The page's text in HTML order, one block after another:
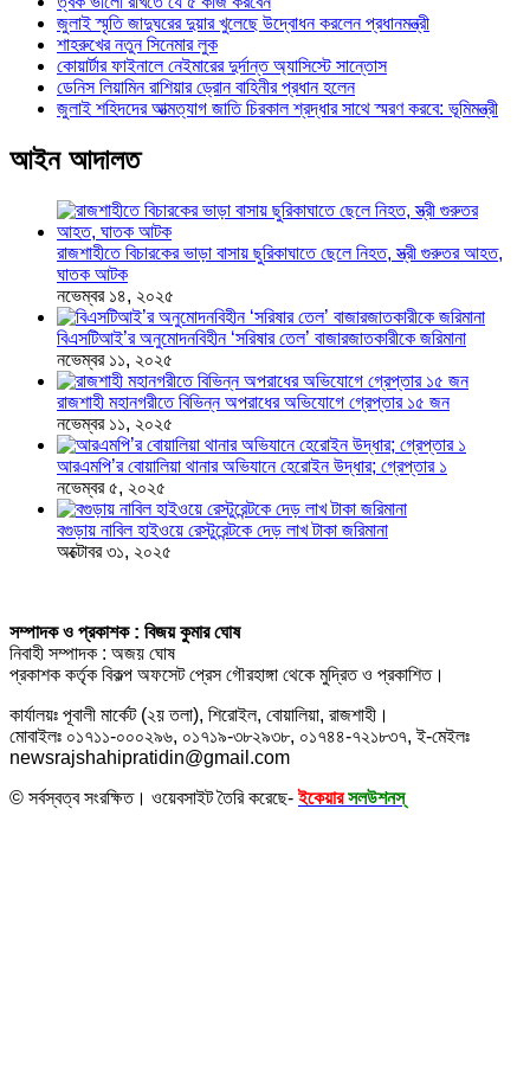
জুলাই স্মৃতি জাদুঘরের দুয়ার খুলেছে উদ্বোধন করলেন প্রধানমন্ত্রী
শাহরুখের নতুন সিনেমার লুক
কোয়ার্টার ফাইনালে নেইমারের দুর্দান্ত অ্যাসিস্টে সান্তোস
ডেনিস লিয়ামিন রাশিয়ার ড্রোন বাহিনীর প্রধান হলেন
জুলাই শহিদদের আত্মত্যাগ জাতি চিরকাল শ্রদ্ধার সাথে স্মরণ করবে: ভূমিমন্ত্রী
আইন আদালত
রাজশাহীতে বিচারকের ভাড়া বাসায় ছুরিকাঘাতে ছেলে নিহত, স্ত্রী গুরুতর আহত,
ঘাতক আটক
নভেম্বর ১৪, ২০২৫
বিএসটিআই’র অনুমোদনবিহীন ‘সরিষার তেল’ বাজারজাতকারীকে জরিমানা
নভেম্বর ১১, ২০২৫
রাজশাহী মহানগরীতে বিভিন্ন অপরাধের অভিযোগে গ্রেপ্তার ১৫ জন
নভেম্বর ১১, ২০২৫
আরএমপি’র বোয়ালিয়া থানার অভিযানে হেরোইন উদ্ধার; গ্রেপ্তার ১
নভেম্বর ৫, ২০২৫
বগুড়ায় নাবিল হাইওয়ে রেস্টুরেন্টকে দেড় লাখ টাকা জরিমানা
অক্টোবর ৩১, ২০২৫
সম্পাদক ও প্রকাশক : বিজয় কুমার ঘোষ
নিবাহী সম্পাদক : অজয় ঘোষ
প্রকাশক কর্তৃক বিকল্প অফসেট প্রেস গৌরহাঙ্গা থেকে মুদ্রিত ও প্রকাশিত।
কার্যালয়ঃ পূবালী মার্কেট (২য় তলা), শিরোইল, বোয়ালিয়া, রাজশাহী।
মোবাইলঃ ০১৭১১-০০০২৯৬, ০১৭১৯-৩৮২৯৩৮, ০১৭৪৪-৭২১৮৩৭, ই-মেইলঃ
newsrajshahipratidin@gmail.com
© সর্বস্বত্ব সংরক্ষিত। ওয়েবসাইট তৈরি করেছে-ইকেয়ার সলউশনস্